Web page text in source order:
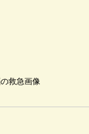
救急画像